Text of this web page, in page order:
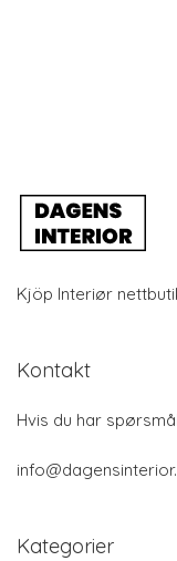
Kjöp Interiør
Kontakt
Hvis du har
Kategorier